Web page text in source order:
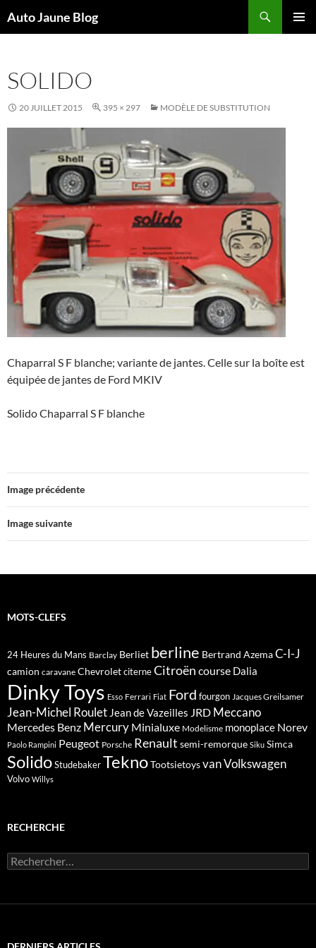
Auto Jaune Blog
SOLIDO
20 JUILLET 2015 395 × 297 MODÈLE DE SUBSTITUTION
Chaparral S F blanche; variante de jantes. Celle sur la boîte est
équipée de jantes de Ford MKIV
Solido Chaparral S F blanche
Image précédente
Image suivante
MOTS-CLEFS
24 Heures du Mans Barclay Berliet berline Bertrand AzemaC-I-J
camion caravane ChevroletciterneCitroën course Dalia
Dinky Toys Esso Ferrari Fiat Ford fourgon Jacques Greilsamer
Jean-Michel Roulet Jean de Vazeilles JRD Meccano
Mercedes Benz Mercury Minialuxe Modelisme monoplace Norev
Paolo Rampini Peugeot Porsche Renault semi-remorque Siku Simca
SolidoStudebakerTeknoTootsietoysvanVolkswagen
Volvo Willys
RECHERCHE
Rechercher :